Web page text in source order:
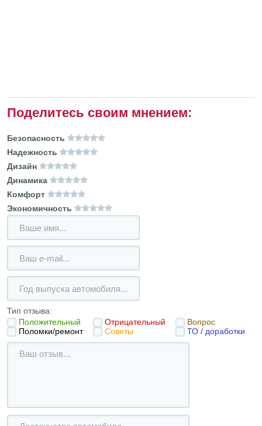
Поделитесь своим мнением:
Безопасность
Надежность
Дизайн
Динамика
Комфорт
Экономичность
Тип отзыва:
Положительный
Отрицательный
Вопрос
Поломки/ремонт
Советы ТО / доработки